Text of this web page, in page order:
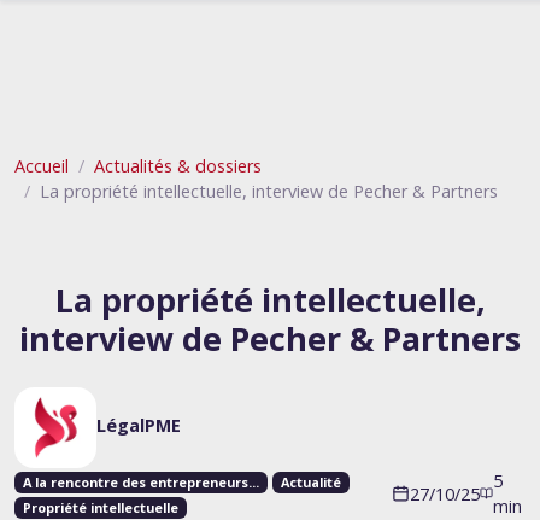
Accueil
Actualités & dossiers
La propriété intellectuelle, interview de Pecher & Partners
La propriété intellectuelle,
interview de Pecher & Partners
LégalPME
A la rencontre des entrepreneurs...
Actualité
Propriété intellectuelle
27/10/25
5
min